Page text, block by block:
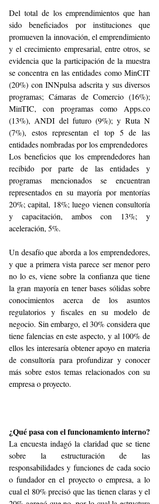
Del total de los emprendimientos que han
sido beneficiados por instituciones que
promueven la innovación, el emprendimiento
y el crecimiento empresarial, entre otros, se
evidencia que la participación de la muestra
se concentra en las entidades como MinCIT
(20%) con INNpulsa adscrita y sus diversos
programas; Cámaras de Comercio (16%);
MinTIC, con programas como Apps.co
(13%), ANDI del futuro (9%); y Ruta N
(7%), estos representan el top 5 de las
entidades nombradas por los emprendedores
Los beneficios que los emprendedores han
recibido por parte de las entidades y
programas mencionados se encuentran
representados en su mayoría por mentorías
20%; capital, 18%; luego vienen consultoría
y capacitación, ambos con 13%; y
aceleración, 5%.
Un desafío que aborda a los emprendedores,
y que a primera vista parece ser menor pero
no lo es, viene sobre la confianza que tiene
la gran mayoría en tener bases sólidas sobre
conocimientos acerca de los asuntos
regulatorios y fiscales en su modelo de
negocio. Sin embargo, el 30% considera que
tiene falencias en este aspecto, y al 100% de
ellos les interesaría obtener apoyo en materia
de consultoría para profundizar y conocer
más sobre estos temas relacionados con su
empresa o proyecto.
La encuesta indagó la claridad que se tiene
sobre la estructuración de las
responsabilidades y funciones de cada socio
o fundador en el proyecto o empresa, a lo
cual el 80% precisó que las tienen claras y el